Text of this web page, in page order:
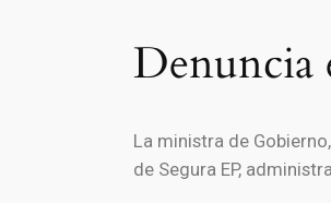
Denuncia
La ministra de
de Segura EP,